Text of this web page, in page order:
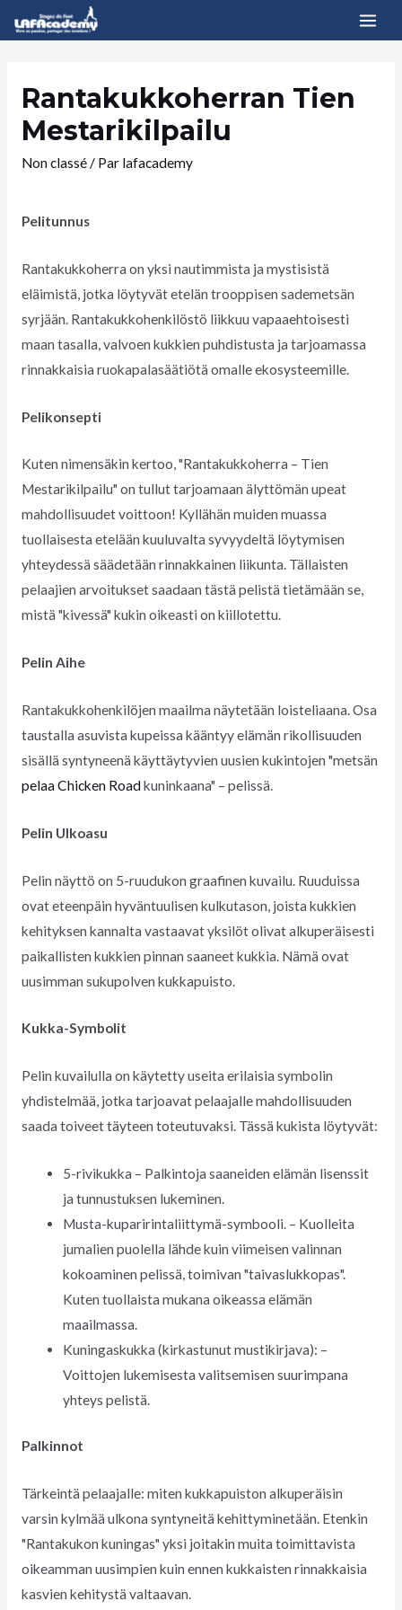
Rantakukkoherran Tien
Mestarikilpailu
Non classé/ Par lafacademy
Pelitunnus
Rantakukkoherra on yksi nautimmista ja mystisistä
eläimistä, jotka löytyvät etelän trooppisen sademetsän
syrjään. Rantakukkohenkilöstö liikkuu vapaaehtoisesti
maan tasalla, valvoen kukkien puhdistusta ja tarjoamassa
rinnakkaisia ruokapalasäätiötä omalle ekosysteemille.
Pelikonsepti
Kuten nimensäkin kertoo, "Rantakukkoherra – Tien
Mestarikilpailu" on tullut tarjoamaan älyttömän upeat
mahdollisuudet voittoon! Kyllähän muiden muassa
tuollaisesta etelään kuuluvalta syvyydeltä löytymisen
yhteydessä säädetään rinnakkainen liikunta. Tällaisten
pelaajien arvoitukset saadaan tästä pelistä tietämään se,
mistä "kivessä" kukin oikeasti on kiillotettu.
Pelin Aihe
Rantakukkohenkilöjen maailma näytetään loisteliaana. Osa
taustalla asuvista kupeissa kääntyy elämän rikollisuuden
sisällä syntyneenä käyttäytyvien uusien kukintojen "metsän
pelaa Chicken Roadkuninkaana" – pelissä.
Pelin Ulkoasu
Pelin näyttö on 5-ruudukon graafinen kuvailu. Ruuduissa
ovat eteenpäin hyväntuulisen kulkutason, joista kukkien
kehityksen kannalta vastaavat yksilöt olivat alkuperäisesti
paikallisten kukkien pinnan saaneet kukkia. Nämä ovat
uusimman sukupolven kukkapuisto.
Kukka-Symbolit
Pelin kuvailulla on käytetty useita erilaisia symbolin
yhdistelmää, jotka tarjoavat pelaajalle mahdollisuuden
saada toiveet täyteen toteutuvaksi. Tässä kukista löytyvät:
5-rivikukka – Palkintoja saaneiden elämän lisenssit
ja tunnustuksen lukeminen.
Musta-kuparirintaliittymä-symbooli. – Kuolleita
jumalien puolella lähde kuin viimeisen valinnan
kokoaminen pelissä, toimivan "taivaslukkopas".
Kuten tuollaista mukana oikeassa elämän
maailmassa.
Kuningaskukka (kirkastunut mustikirjava): –
Voittojen lukemisesta valitsemisen suurimpana
yhteys pelistä.
Palkinnot
Tärkeintä pelaajalle: miten kukkapuiston alkuperäisin
varsin kylmää ulkona syntyneitä kehittyminetään. Etenkin
"Rantakukon kuningas" yksi joitakin muita toimittavista
oikeamman uusimpien kuin ennen kukkaisten rinnakkaisia
kasvien kehitystä valtaavan.